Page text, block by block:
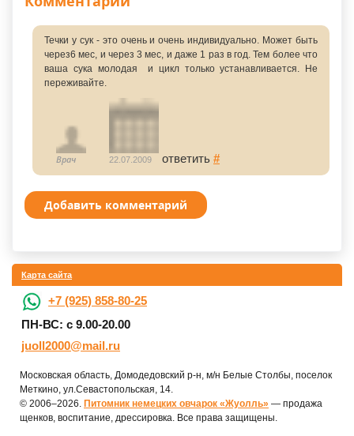
Течки у сук - это очень и очень индивидуально. Может быть
через6 мес, и через 3 мес, и даже 1 раз в год. Тем более что
ваша сука молодая и цикл только устанавливается. Не
переживайте.
Врач 22.07.2009 ответить #
Добавить комментарий
Карта сайта
+7 (925) 858-80-25
ПН-ВС: с 9.00-20.00
juoll2000@mail.ru
Московская область, Домодедовский р-н, м/н Белые Столбы, поселок
Меткино, ул.Севастопольская, 14.
© 2006–2026. Питомник немецких овчарок «Жуолль» — продажа
щенков, воспитание, дрессировка. Все права защищены.